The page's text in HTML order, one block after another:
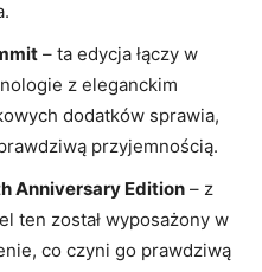
– ta edycja łączy w
z eleganckim
dodatków sprawia,
przyjemnością.
Anniversary Edition – z
ten został wyposażony w
co czyni go prawdziwą